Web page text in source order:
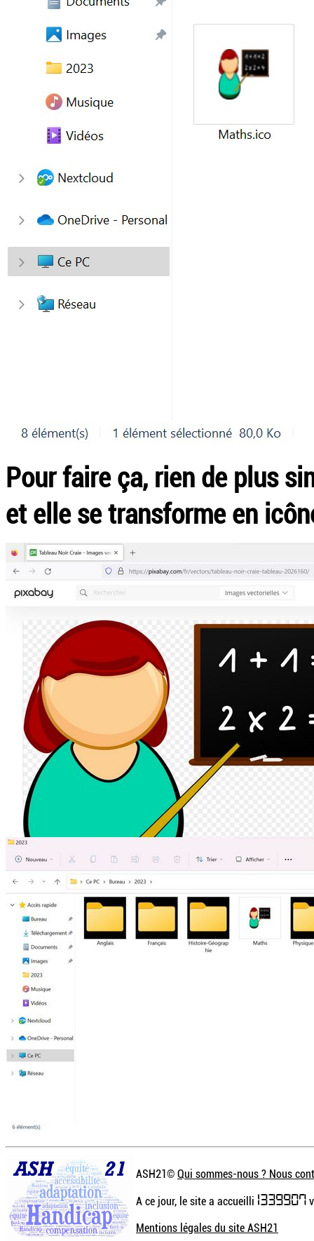
Pour faire ça, rien de plus
et elle se transforme en
ASH21©Qui sommes-nous ? Nous
A ce jour, le site a accueilli 1339907
Mentions légales du site ASH21